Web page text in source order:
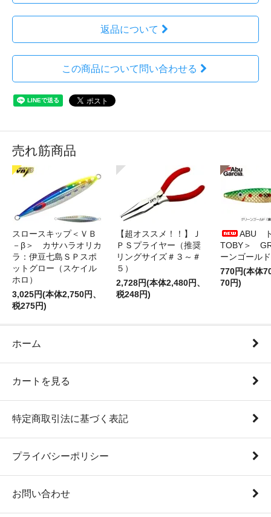
返品について
この商品について問い合わせる
売れ筋商品
スロースキップ＜ＶＢ
－β＞ カサハラオリカ
ラ：伊豆七島ＳＰスポ
ットグロー（スケイル
ホロ）
3,025円(本体2,750円、
税275円)
【超オススメ！！】Ｊ
ＰＳプライヤー（推奨
リングサイズ＃３～＃
５）
2,728円(本体2,480円、
税248円)
ABU
TOBY＞
ーンゴールド
770円(本体
70円)
ホーム
カートを見る
特定商取引法に基づく表記
プライバシーポリシー
お問い合わせ